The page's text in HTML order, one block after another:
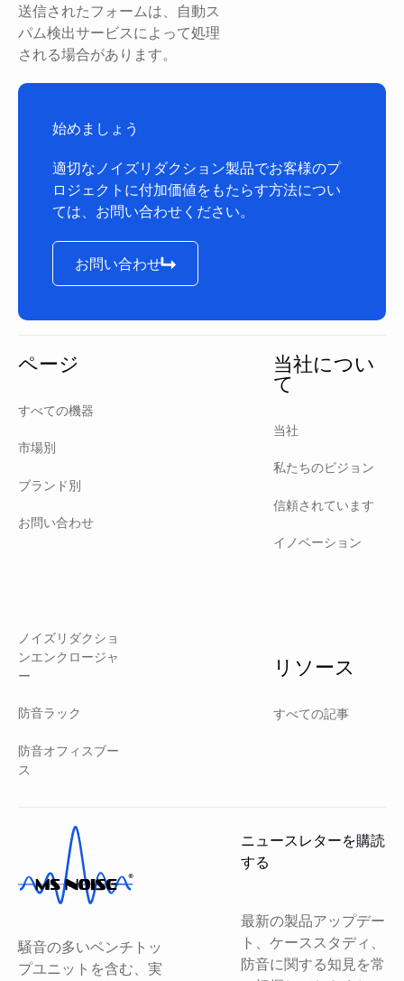
送信されたフォームは、自動ス
パム検出サービスによって処理
される場合があります。
始めましょう
適切なノイズリダクション製品でお客様のプ
ロジェクトに付加価値をもたらす方法につい
ては、お問い合わせください。
お問い合わせ
お問い合わせ
ページ
すべての機器
市場別
ブランド別
お問い合わせ
ノイズリダクショ
ンエンクロージャ
ー
防音ラック
防音オフィスブー
ス
当社につい
て
当社
私たちのビジョン
信頼されています
イノベーション
リソース
すべての記事
騒音の多いベンチトッ
プユニットを含む、実
ニュースレターを購読
する
最新の製品アップデー
ト、ケーススタディ、
防音に関する知見を常